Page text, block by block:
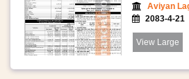
Aviyan
2083-4-21
View Large